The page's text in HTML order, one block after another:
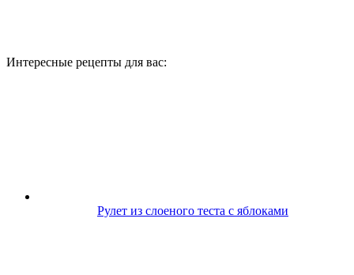
Интересные рецепты для вас:
Рулет из слоеного теста с яблоками